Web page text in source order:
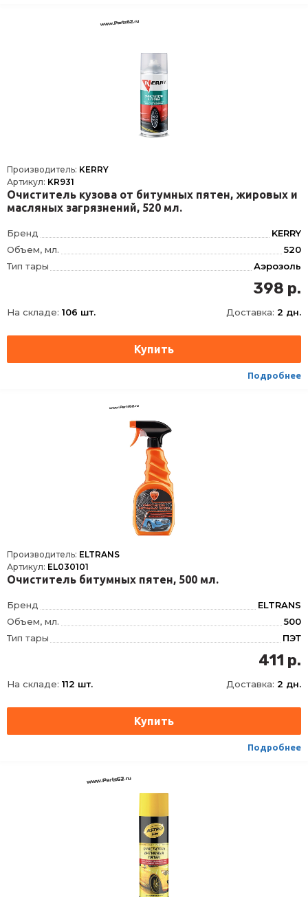
Производитель: KERRY
Артикул: KR931
Очиститель кузова от битумных пятен, жировых и
масляных загрязнений, 520 мл.
Бренд
KERRY
Объем, мл.
520
Тип тары
Аэрозоль
398 р.
На складе: 106 шт. Доставка: 2 дн.
Подробнее
Производитель: ELTRANS
Артикул: EL030101
Очиститель битумных пятен, 500 мл.
Бренд
ELTRANS
Объем, мл.
500
Тип тары
ПЭТ
411 р.
На складе: 112 шт. Доставка: 2 дн.
Подробнее